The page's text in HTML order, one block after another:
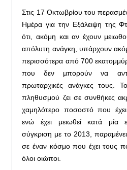
Στις 17 Οκτωβρίου του
Ημέρα για την Εξάλειψη της
ότι, ακόμη και αν έχουν
απόλυτη ανάγκη, υπάρχουν
περισσότερα από 700
που δεν μπορούν να
πρωταρχικές ανάγκες τους.
πληθυσμού ζει σε συνθήκες
χαμηλότερο ποσοστό που
ενώ έχει μειωθεί κατά μία
σύγκριση με το 2013,
σε έναν κόσμο που έχει τους
όλοι οιώποι.